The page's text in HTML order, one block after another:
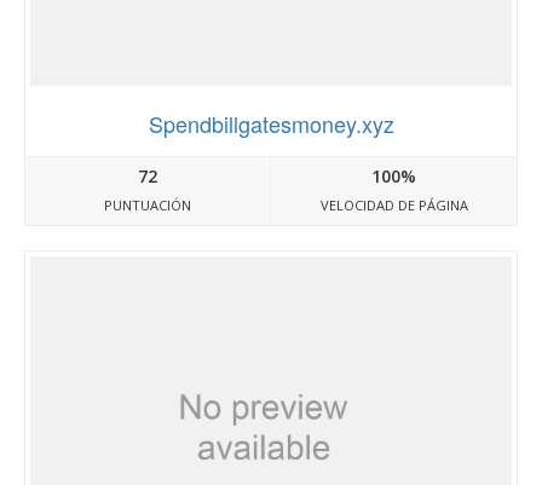
Spendbillgatesmoney.xyz
72
PUNTUACIÓN
100%
VELOCIDAD DE PÁGINA